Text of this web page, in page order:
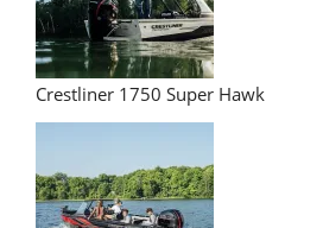
Crestliner 1750 Super Hawk